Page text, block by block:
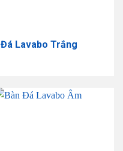
Đá Lavabo Trắng